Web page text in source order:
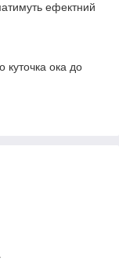
ефектний
куточка ока до